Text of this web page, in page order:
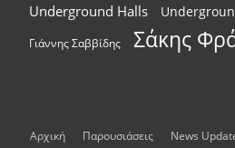
Underground Halls
Γιάννης Σαββίδης Σάκης
Αρχική Παρουσιάσεις News